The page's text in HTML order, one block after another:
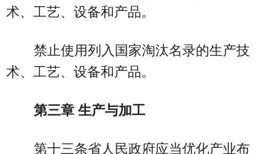
术、工艺、设备和产品。
禁止使用列入国家淘汰名录的生产技
术、工艺、设备和产品。
第三章 生产与加工
第十三条省人民政府应当优化产业布